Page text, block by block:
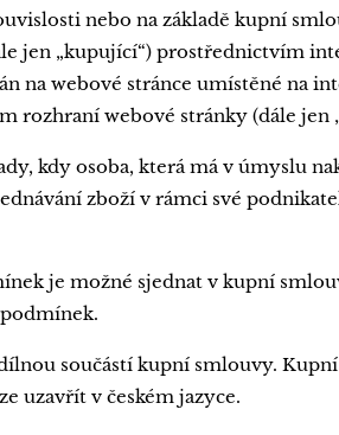
nebo na základě kupní
jen „kupující“) prostřednictvím
na webové stránce umístěné na
rozhraní webové stránky (dále jen
kdy osoba, která má v úmyslu
zboží v rámci své
je možné sjednat v kupní
součástí kupní smlouvy.
uzavřít v českém jazyce.